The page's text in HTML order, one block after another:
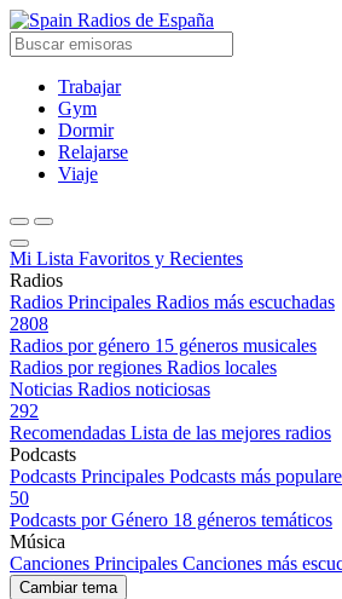
Radios de España
Trabajar
Gym
Dormir
Relajarse
Viaje
Mi Lista Favoritos y Recientes
Radios
Radios Principales Radios más escuchadas
2808
Radios por género 15 géneros musicales
Radios por regiones Radios locales
Noticias Radios noticiosas
292
Recomendadas Lista de las mejores radios
Podcasts
Podcasts Principales Podcasts más
50
Podcasts por Género 18 géneros temáticos
Música
Canciones Principales Canciones más
Cambiar tema